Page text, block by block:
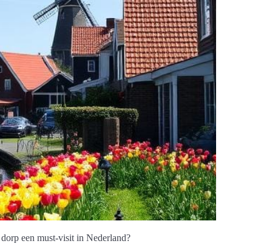
een must-visit in Nederland?